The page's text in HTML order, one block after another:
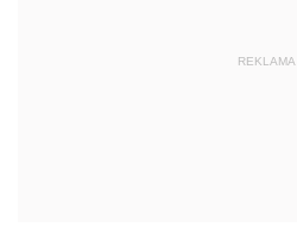
REKLAMA